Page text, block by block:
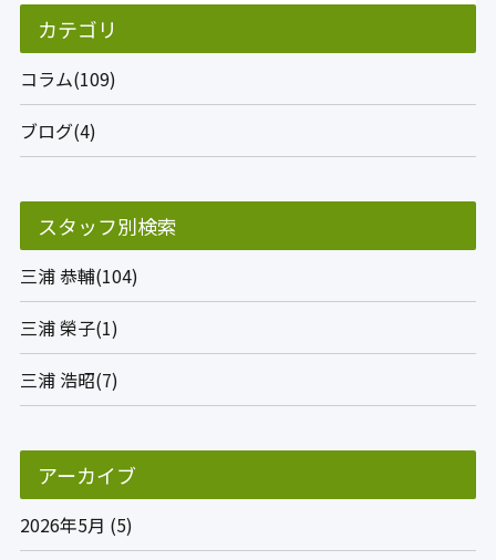
カテゴリ
コラム(109)
ブログ(4)
スタッフ別検索
三浦 恭輔(104)
三浦 榮子(1)
三浦 浩昭(7)
アーカイブ
2026年5月 (5)